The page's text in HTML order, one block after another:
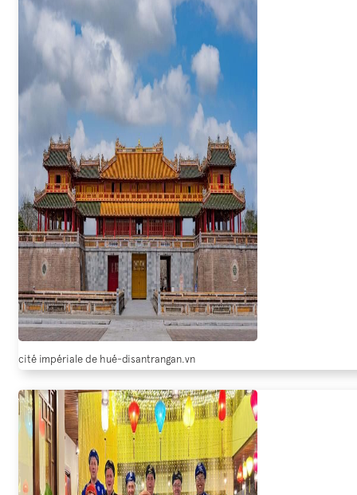
cité impériale de hué-disantrangan.vn